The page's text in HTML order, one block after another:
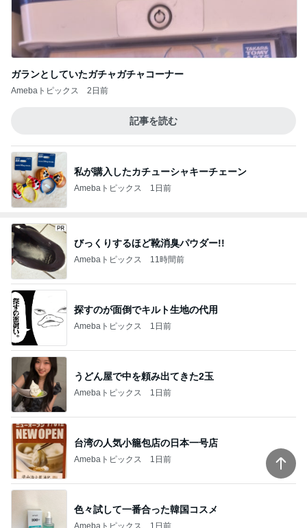
ガランとしていたガチャガチャコーナー
Amebaトピックス 2日前
記事を読む
私が購入したカチューシャキーチェーン
Amebaトピックス 1日前
びっくりするほど靴消臭パウダー!!
Amebaトピックス 11時間前
探すのが面倒でキルト生地の代用
Amebaトピックス 1日前
うどん屋で中を頼み出てきた2玉
Amebaトピックス 1日前
台湾の人気小籠包店の日本一号店
Amebaトピックス 1日前
色々試して一番合った韓国コスメ
Amebaトピックス 1日前